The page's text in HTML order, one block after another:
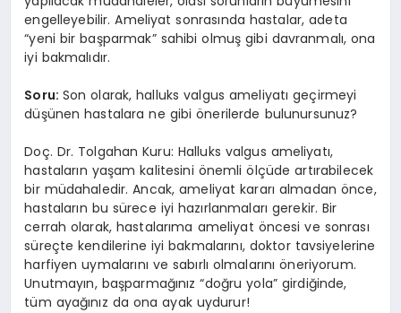
engelleyebilir. Ameliyat sonrasında hastalar, adeta
“yeni bir başparmak” sahibi olmuş gibi davranmalı, ona
iyi bakmalıdır.
Soru: Son olarak, halluks valgus ameliyatı geçirmeyi
düşünen hastalara ne gibi önerilerde bulunursunuz?
Doç. Dr. Tolgahan Kuru: Halluks valgus ameliyatı,
hastaların yaşam kalitesini önemli ölçüde artırabilecek
bir müdahaledir. Ancak, ameliyat kararı almadan önce,
hastaların bu sürece iyi hazırlanmaları gerekir. Bir
cerrah olarak, hastalarıma ameliyat öncesi ve sonrası
süreçte kendilerine iyi bakmalarını, doktor tavsiyelerine
harfiyen uymalarını ve sabırlı olmalarını öneriyorum.
Unutmayın, başparmağınız “doğru yola” girdiğinde,
tüm ayağınız da ona ayak uydurur!